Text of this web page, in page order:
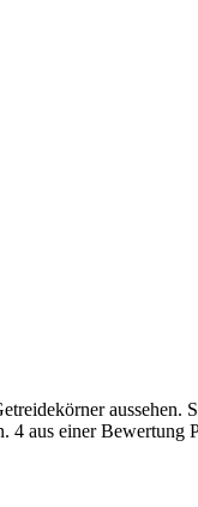
aus einer